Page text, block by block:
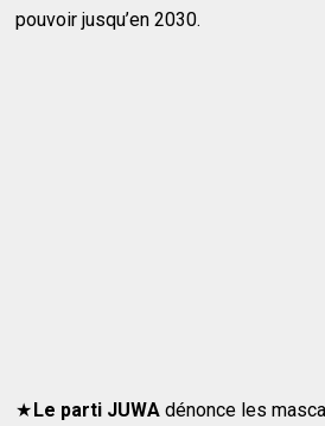
pouvoir jusqu’en 2030.
★Le parti JUWAdénonce les